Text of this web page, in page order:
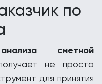
по
анализа сметной
не просто
для принятия